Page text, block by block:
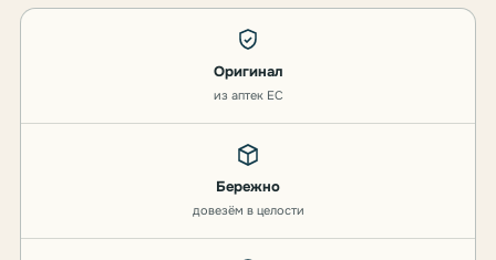
Оригинал
из аптек ЕС
Бережно
довезём в целости